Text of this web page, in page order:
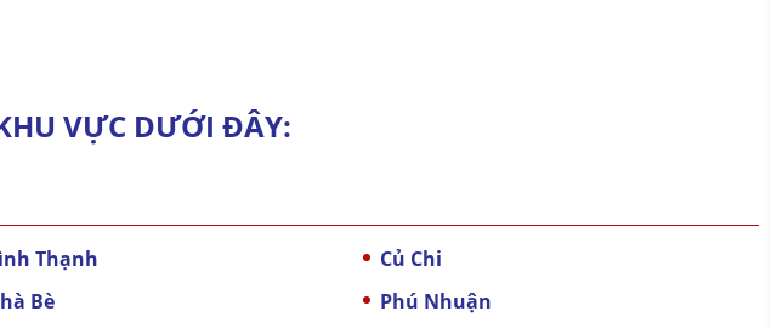
VỰC DƯỚI ĐÂY:
Thạnh
Củ Chi
Bè
Phú Nhuận